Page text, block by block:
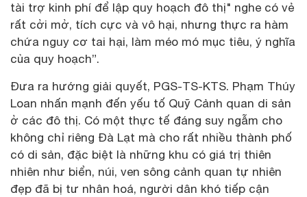
tài trợ kinh phí để lập quy hoạch đô thị" nghe có vẻ
rất cởi mở, tích cực và vô hại, nhưng thực ra hàm
chứa nguy cơ tai hại, làm méo mó mục tiêu, ý nghĩa
của quy hoạch”.
Đưa ra hướng giải quyết, PGS-TS-KTS. Phạm Thúy
Loan nhấn mạnh đến yếu tố Quỹ Cảnh quan di sản
ở các đô thị. Có một thực tế đáng suy ngẫm cho
không chỉ riêng Đà Lạt mà cho rất nhiều thành phố
có di sản, đặc biệt là những khu có giá trị thiên
nhiên như biển, núi, ven sông cảnh quan tự nhiên
đẹp đã bị tư nhân hoá, người dân khó tiếp cận